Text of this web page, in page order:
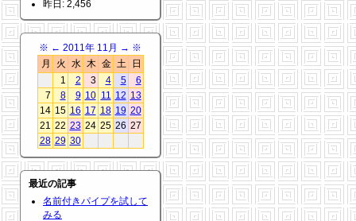
昨日: 2,456
※ ← 2011年 11月 → ※
月
火 水 木 金 土
日
1
2 3 4 5
6
7
8 9 10 11 12 13
14 15 16 17 18 19 20
21 22 23 24 25 26 27
28 29 30
最近の記事
名前付きパイプを試して
みる